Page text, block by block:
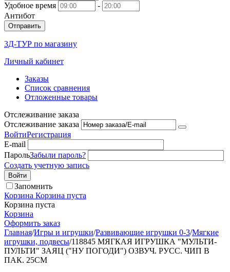
Удобное время
-
Антибот
Отправить
3Д-ТУР по магазину
Личный кабинет
Заказы
Список сравнения
Отложенные товары
Отслеживание заказа
Отслеживание заказа
ВойтиРегистрация
E-mail
ПарольЗабыли пароль?
Создать учетную запись
Войти
Запомнить
Корзина Корзина пуста
Корзина пуста
Корзина
Оформить заказ
Главная/Игры и игрушки/Развивающие игрушки 0-3/Мягкие
игрушки, подвесы/118845 МЯГКАЯ ИГРУШКА "МУЛЬТИ-
ПУЛЬТИ" ЗАЯЦ ("НУ ПОГОДИ") ОЗВУЧ. РУСС. ЧИП В
ПАК. 25СМ